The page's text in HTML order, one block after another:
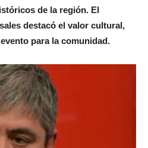
de la región. El
destacó el valor cultural,
para la comunidad.